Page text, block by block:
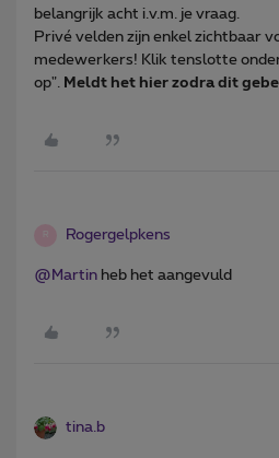
belangrijk acht i.v.m. je vraag.
Privé velden zijn enkel zichtbaar
medewerkers! Klik tenslotte
op".
Meldt het hier zodra dit
Rogergelpkens
@Martin heb het aangevuld
tina.b